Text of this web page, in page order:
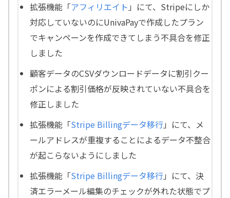
拡張機能「アフィリエイト 」にて、Stripeにしか
対応していないのにUnivaPayで作成したプラン
でキャンペーンを作成できてしまう不具合を修正
しました
顧客データのCSVダウンロードデータに割引クー
ポンによる割引価格が反映されていない不具合を
修正しました
拡張機能「Stripe Billingデータ移行」にて、メ
ールアドレスが重複することによるデータ不整合
が起こらないようにしました
拡張機能「Stripe Billingデータ移行」にて、決
済エラーメール編集のチェックが外れた状態でプ